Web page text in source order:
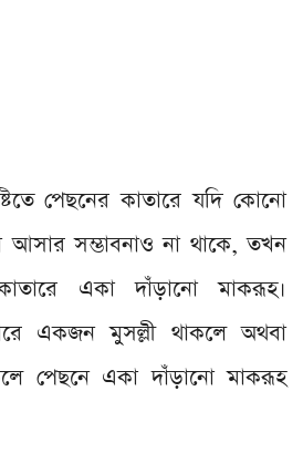
পেছনের কাতারে যদি কোনো
আসার সম্ভাবনাও না থাকে, তখন
একা দাঁড়ানো মাকরূহ।
একজন মুসল্লী থাকলে অথবা
পেছনে একা দাঁড়ানো মাকরূহ